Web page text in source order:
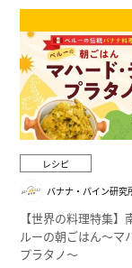
レシピ
バナナ・パイン研究
【世界の料理特集】
ルーの朝ごはん～マ
プラタノ～